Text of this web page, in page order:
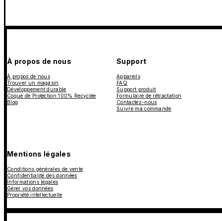
À propos de nous
À propos de nous
Trouver un magasin
Développement durable
Coque de Protection 100% Recyclée
Blog
Support
Appareils
FAQ
Support produit
Formulaire de rétractation
Contactez-nous
Suivre ma commande
Mentions légales
Conditions générales de vente
Confidentialité des données
Informations légales
Gérer vos données
Propriété intellectuelle